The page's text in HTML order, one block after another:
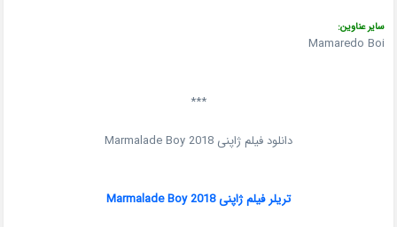
سایر عناوین:
Mamaredo Boi
***
دانلود فیلم ژاپنی Marmalade Boy 2018
تریلر فیلم ژاپنی Marmalade Boy 2018